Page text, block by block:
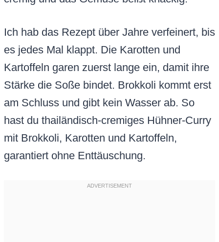
Ich hab das Rezept über Jahre verfeinert, bis
es jedes Mal klappt. Die Karotten und
Kartoffeln garen zuerst lange ein, damit ihre
Stärke die Soße bindet. Brokkoli kommt erst
am Schluss und gibt kein Wasser ab. So
hast du thailändisch-cremiges Hühner-Curry
mit Brokkoli, Karotten und Kartoffeln,
garantiert ohne Enttäuschung.